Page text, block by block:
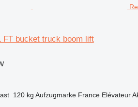
FT bucket truck boom lift
120 kg Aufzugmarke France Elévateur